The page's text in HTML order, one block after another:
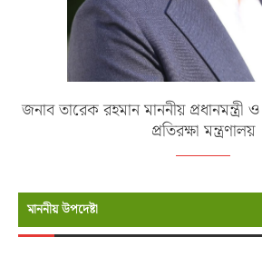
জনাব তারেক রহমান মাননীয় প্রধানমন্ত্রী ও
প্রতিরক্ষা মন্ত্রণালয়
মাননীয় উপদেষ্টা